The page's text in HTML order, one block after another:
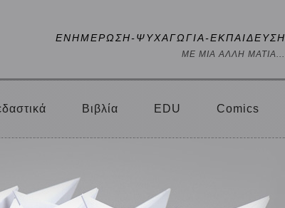
ΕΝΗΜΕΡΩΣΗ-ΨΥΧΑΓΩΓΙΑ-ΕΚΠΑΙΔΕΥΣΗ
ΜΕ ΜΙΑ ΑΛΛΗ ΜΑΤΙΑ...
Βιβλία EDU Comics